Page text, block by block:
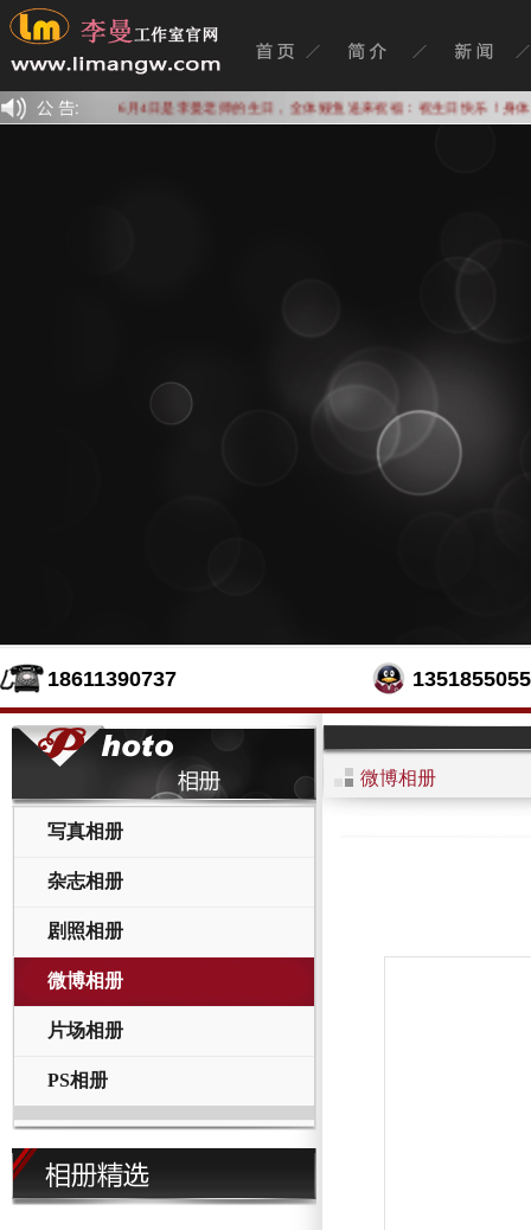
6月4日是李曼老师的生日，全体鳗鱼送来祝福：祝生日快乐！身
18611390737 1351855055
写真相册
杂志相册
剧照相册
微博相册
片场相册
PS相册
微博相册